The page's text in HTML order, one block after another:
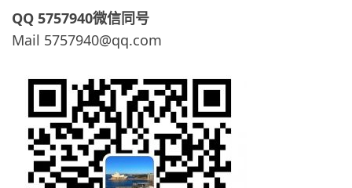
QQ 5757940微信同号
Mail 5757940@qq.com